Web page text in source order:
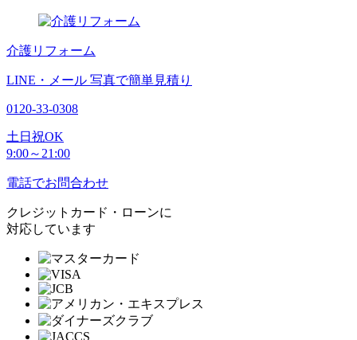
介護リフォーム
LINE・メール 写真で簡単見積り
0120-33-0308
土日祝OK
9:00～21:00
電話でお問合わせ
クレジットカード・ローンに
対応しています